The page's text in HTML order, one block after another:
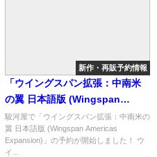
新作・再販予約情報
「ウイングスパン拡張：中南米
の翼 日本語版 (Wingspan
Americas Expansion)」の概略
と予約購入可能なショップ紹
介！
駿河屋で「ウイングスパン拡張：中南米の
翼 日本語版 (Wingspan Americas
Expansion)」の予約が開始しました！ ウ
イ...